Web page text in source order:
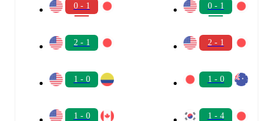
0 - 1
2 - 1
1 - 0
1 - 0
0 - 1
2 - 1
1 - 0
1 - 4